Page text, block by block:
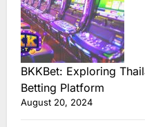
BKKBet: Exploring
Betting Platform
August 20, 2024